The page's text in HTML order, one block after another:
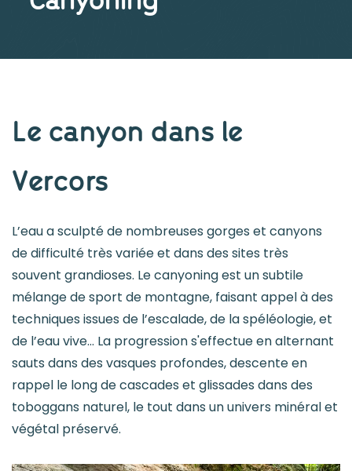
Canyoning
Le canyon dans le
Vercors
L’eau a sculpté de nombreuses gorges et canyons
de difficulté très variée et dans des sites très
souvent grandioses. Le canyoning est un subtile
mélange de sport de montagne, faisant appel à des
techniques issues de l’escalade, de la spéléologie, et
de l’eau vive… La progression s'effectue en alternant
sauts dans des vasques profondes, descente en
rappel le long de cascades et glissades dans des
toboggans naturel, le tout dans un univers minéral et
végétal préservé.